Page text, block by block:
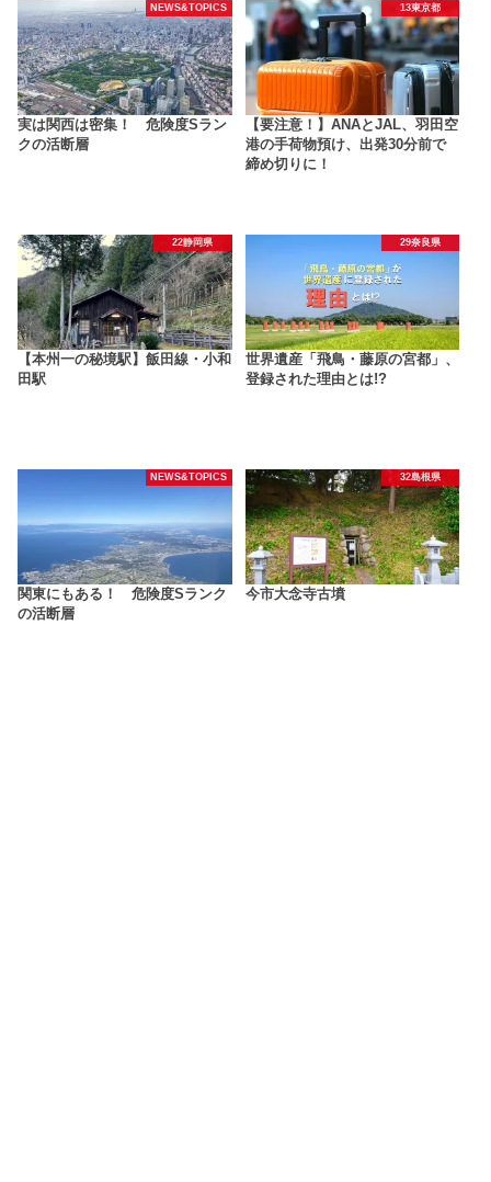
NEWS&TOPICS
実は関西は密集！ 危険度Sラン
クの活断層
13東京都
【要注意！】ANAとJAL、羽田空
港の手荷物預け、出発30分前で
締め切りに！
22静岡県
【本州一の秘境駅】飯田線・小和
田駅
29奈良県
世界遺産「飛鳥・藤原の宮都」、
登録された理由とは!?
NEWS&TOPICS
関東にもある！ 危険度Sランク
の活断層
32島根県
今市大念寺古墳